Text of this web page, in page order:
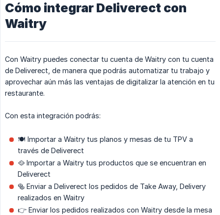
Cómo integrar Deliverect con
Waitry
Con Waitry puedes conectar tu cuenta de Waitry con tu cuenta
de Deliverect, de manera que podrás automatizar tu trabajo y
aprovechar aún más las ventajas de digitalizar la atención en tu
restaurante.
Con esta integración podrás:
🍽 Importar a Waitry tus planos y mesas de tu TPV a
través de Deliverect
🥘 Importar a Waitry tus productos que se encuentran en
Deliverect
🥯 Enviar a Deliverect los pedidos de Take Away, Delivery
realizados en Waitry
👉 Enviar los pedidos realizados con Waitry desde la mesa